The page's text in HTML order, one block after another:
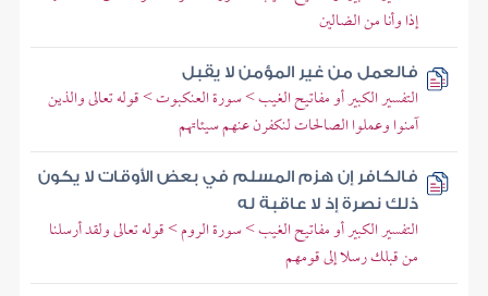
إذا وأنا من الضالين
فالعمل من غير المؤمن لا يقبل
التفسير الكبير أو مفاتيح الغيب > سورة العنكبوت > قوله تعالى والذين
آمنوا وعملوا الصالحات لنكفرن عنهم سيئاتهم
فالكافر إن هزم المسلم في بعض الأوقات لا يكون
ذلك نصرة إذ لا عاقبة له
التفسير الكبير أو مفاتيح الغيب > سورة الروم > قوله تعالى ولقد أرسلنا
من قبلك رسلا إلى قومهم